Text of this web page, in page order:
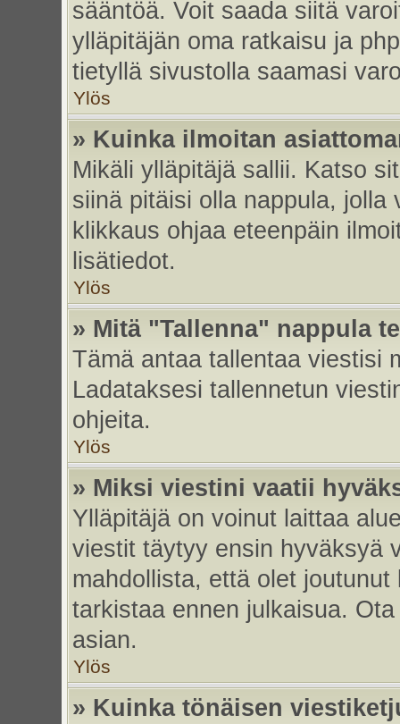
sääntöä. Voit saada siitä
ylläpitäjän oma ratkaisu ja
tietyllä sivustolla saamasi
Ylös
» Kuinka ilmoitan
Mikäli ylläpitäjä sallii. Katso
siinä pitäisi olla nappula, jolla
klikkaus ohjaa eteenpäin
lisätiedot.
Ylös
» Mitä "Tallenna" nappula
Tämä antaa tallentaa viestisi
Ladataksesi tallennetun
ohjeita.
Ylös
» Miksi viestini vaatii
Ylläpitäjä on voinut laittaa
viestit täytyy ensin hyväksyä
mahdollista, että olet
tarkistaa ennen julkaisua.
asian.
Ylös
» Kuinka tönäisen